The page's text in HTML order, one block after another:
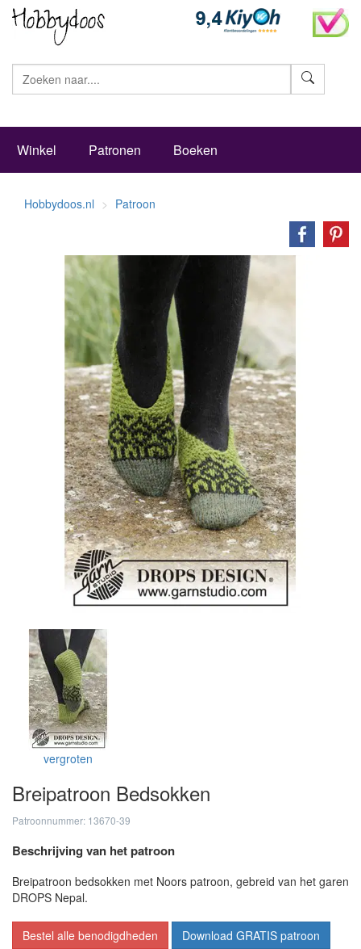
Winkel Patronen Boeken
Hobbydoos.nl Patroon
vergroten
Breipatroon Bedsokken
Patroonnummer: 13670-39
Beschrijving van het patroon
Breipatroon bedsokken met Noors patroon, gebreid van het garen
DROPS Nepal.
Bestel alle benodigdheden Download GRATIS patroon